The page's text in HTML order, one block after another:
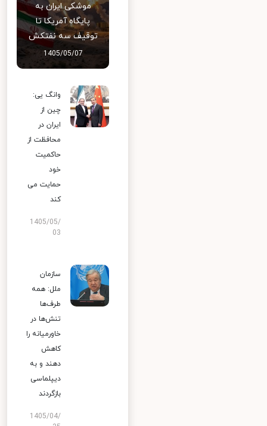
موشکی ایران به
پایگاه آمریکا تا
توقیف سه نفتکش
1405/05/07
وانگ یی:
چین از
ایران در
محافظت از
حاکمیت
خود
حمایت می
کند
1405/05/
03
سازمان
ملل: همه
طرف‌ها
تنش‌ها در
خاورمیانه را
کاهش
دهند و به
دیپلماسی
بازگردند
1405/04/